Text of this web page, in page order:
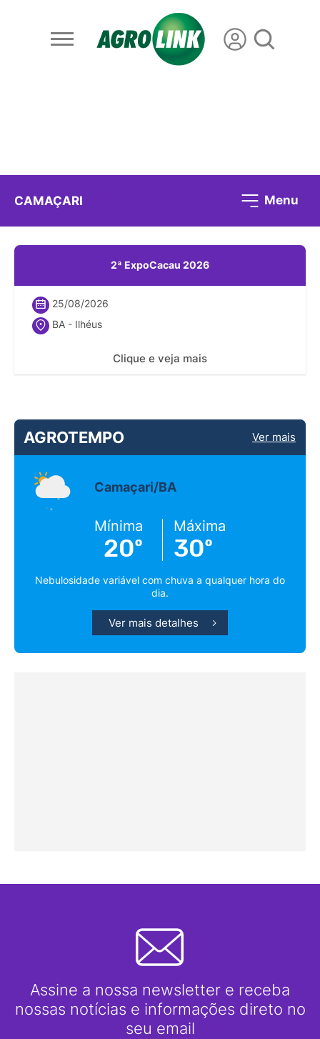
CAMAÇARI Menu
2ª ExpoCacau 2026
25/08/2026
BA - Ilhéus
Clique e veja mais
AGROTEMPO Ver mais
Camaçari/BA
Mínima
20º
Máxima
30º
Nebulosidade variável com chuva a qualquer hora do
dia.
Ver mais detalhes
Assine a nossa newsletter e receba
nossas notícias e informações direto no
seu email